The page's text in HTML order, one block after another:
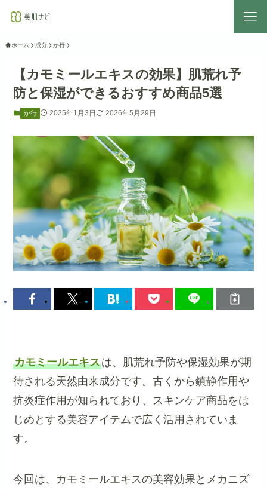
ホーム 成分 か行
【カモミールエキスの効果】肌荒れ予
防と保湿ができるおすすめ商品5選
か行 2025年1月3日 2026年5月29日
カモミールエキスは、肌荒れ予防や保湿効果が期
待される天然由来成分です。古くから鎮静作用や
抗炎症作用が知られており、スキンケア商品をは
じめとする美容アイテムで広く活用されていま
す。
今回は、カモミールエキスの美容効果とメカニズ